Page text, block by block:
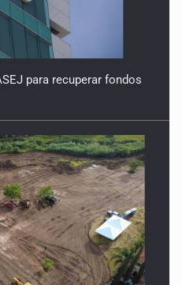
para recuperar fondos